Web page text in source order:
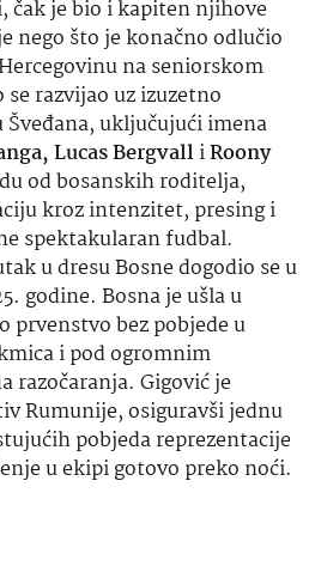
čak je bio i kapiten njihove
nego što je konačno odlučio
na seniorskom
razvijao uz izuzetno
uključujući imena
Lucas BergvalliRoony
od bosanskih roditelja,
kroz intenzitet, presing i
spektakularan fudbal.
u dresu Bosne dogodio se u
godine. Bosna je ušla u
prvenstvo bez pobjede u
i pod ogromnim
razočaranja. Gigović je
Rumunije, osiguravši jednu
pobjeda reprezentacije
u ekipi gotovo preko noći.